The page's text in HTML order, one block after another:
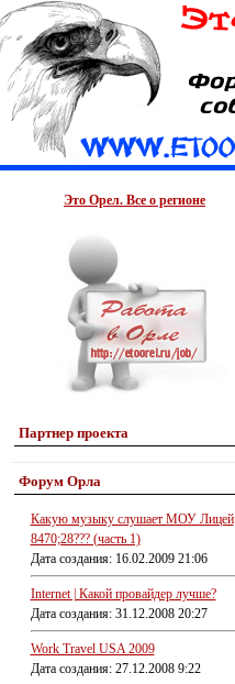
Это Орел. Все о регионе
Партнер проекта
Форум Орла
Какую музыку слушает МОУ Лицей
8470;28??? (часть 1)
Дата создания: 16.02.2009 21:06
Internet | Какой провайдер лучше?
Дата создания: 31.12.2008 20:27
Work Travel USA 2009
Дата создания: 27.12.2008 9:22